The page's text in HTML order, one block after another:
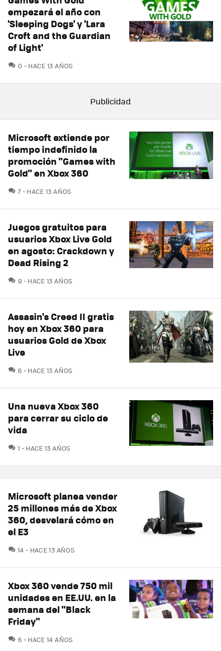
empezará el año con
'Sleeping Dogs' y 'Lara
Croft and the Guardian
of Light'
0 COMENTARIOS
HACE 13 AÑOS
Microsoft extiende por
tiempo indefinido la
promoción "Games with
Gold" en Xbox 360
7COMENTARIOS
HACE 13 AÑOS
Juegos gratuitos para
usuarios Xbox Live Gold
en agosto: Crackdown y
Dead Rising 2
9 COMENTARIOS
HACE 13 AÑOS
Assasin's Creed II gratis
hoy en Xbox 360 para
usuarios Gold de Xbox
Live
6 COMENTARIOS
HACE 13 AÑOS
Una nueva Xbox 360
para cerrar su ciclo de
vida
1 COMENTARIOS
HACE 13 AÑOS
Microsoft planea vender
25 millones más de Xbox
360, desvelará cómo en
el E3
14 COMENTARIOS
HACE 13 AÑOS
Xbox 360 vende 750 mil
unidades en EE.UU. en la
semana del "Black
Friday"
6 COMENTARIOS
HACE 14 AÑOS